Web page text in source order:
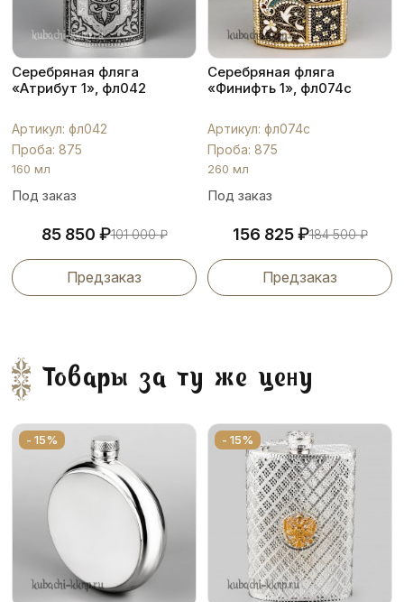
Серебряная фляга
«Атрибут 1», фл042
Артикул: фл042
Проба: 875
160 мл
Под заказ
85 850 ₽101 000₽
Предзаказ
Серебряная фляга
«Финифть 1», фл074с
Артикул: фл074с
Проба: 875
260 мл
Под заказ
156 825₽184 500₽
Предзаказ
Товары за ту же цену
- 15% - 15%